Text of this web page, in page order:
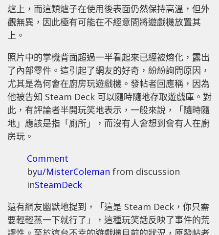
爐上，而這類爐子在使用後表面仍然保持高溫，但外
觀無異，因此極有可能在不經意間將遊戲機放置其
上。
照片中的掌機背面超過一半看起來已經被熔化，露出
了內部零件。這引起了網友的好奇，紛紛詢問原因，
尤其是為何會在廚房玩遊戲機。發帖者回應稱，因為
他被告知 Steam Deck 可以隨時隨地存取遊戲庫。對
此，有評論者半開玩笑地表示，一般來說，「隨時隨
地」應該是指「廁所」，而沒有人會想到會有人在廚
房玩。
Comment
byu/MisterColeman from discussion
inSteamDeck
還有網友幽默地提到，「這是 Steam Deck，你只需
要輕輕蒸一下就行了」，這種玩笑話反映了事件的荒